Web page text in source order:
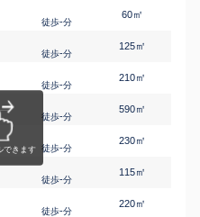
徒歩-分
60㎡
徒歩-分
125㎡
徒歩-分
210㎡
徒歩-分
590㎡
徒歩-分
230㎡
徒歩-分
115㎡
徒歩-分
220㎡